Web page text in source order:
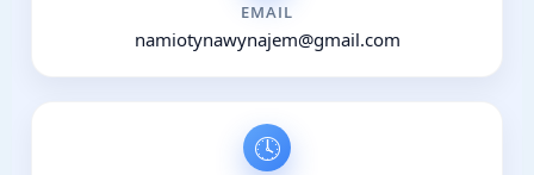
EMAIL
namiotynawynajem@gmail.com
🕓